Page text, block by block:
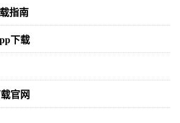
指南
下载
官网